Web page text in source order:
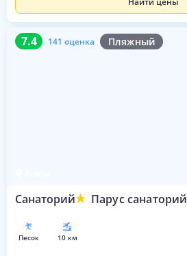
7.4 141 оценка Пляжный
Санаторий Парус санаторий
7.4 141 оценка
песок 10 км